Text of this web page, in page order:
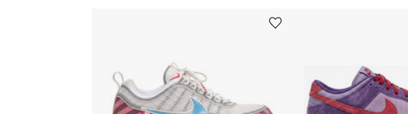
Ürünü istek listesine ekle veya listeden çıkar